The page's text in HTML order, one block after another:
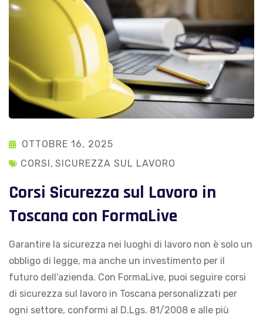
OTTOBRE 16, 2025
CORSI , SICUREZZA SUL LAVORO
Corsi Sicurezza sul Lavoro in
Toscana con FormaLive
Garantire la sicurezza nei luoghi di lavoro non è solo un
obbligo di legge, ma anche un investimento per il
futuro dell’azienda. Con FormaLive, puoi seguire corsi
di sicurezza sul lavoro in Toscana personalizzati per
ogni settore, conformi al D.Lgs. 81/2008 e alle più